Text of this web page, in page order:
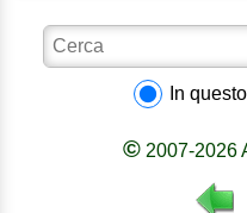
In
© 2007-2026